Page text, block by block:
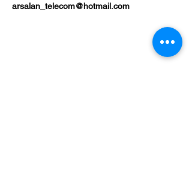
arsalan_telecom@hotmail.com